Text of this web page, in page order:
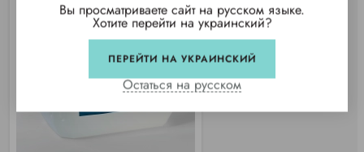
Вы просматриваете сайт на русском языке.
Хотите перейти на украинский?
ПЕРЕЙТИ НА УКРАИНСКИЙ
Остаться на русском